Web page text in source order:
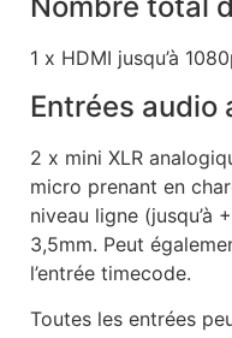
1 x HDMI jusqu’à
Entrées audio
2 x mini XLR
micro prenant en
niveau ligne (jusqu’à
3,5mm. Peut
l’entrée timecode.
Toutes les entrées